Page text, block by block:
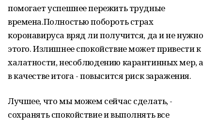
помогает успешнее пережить трудные
времена.Полностью побороть страх
коронавируса вряд ли получится, да и не нужно
этого. Излишнее спокойствие может привести к
халатности, несоблюдению карантинных мер, а
в качестве итога - повысится риск заражения.
Лучшее, что мы можем сейчас сделать, -
сохранять спокойствие и выполнять все